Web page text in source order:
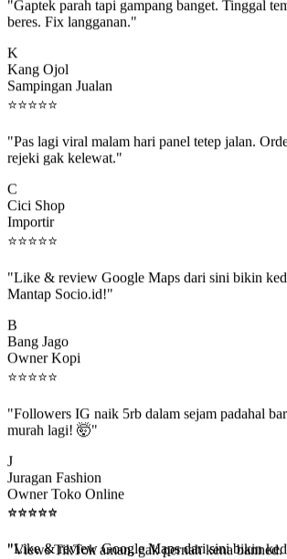
beres. Fix langganan."
Kang Ojol
Sampingan Jualan
⭐⭐⭐⭐⭐
rejeki gak kelewat."
Cici Shop
Importir
⭐⭐⭐⭐⭐
Mantap Socio.id!"
Bang Jago
Owner Kopi
⭐⭐⭐⭐ ⭐
murah lagi! 🤯"
Juragan Fashion
Owner Toko Online
⭐⭐⭐⭐ ⭐
beneran naik, algoritma suka."